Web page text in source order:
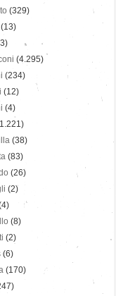
(329)
(13)
(4.295)
(234)
(12)
(4)
(38)
(83)
(26)
(2)
(8)
(2)
(6)
(170)